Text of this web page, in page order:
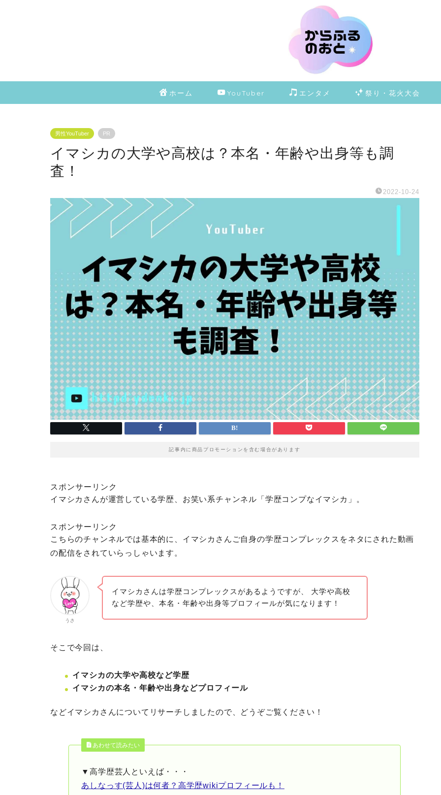
ホーム YouTuber エンタメ 祭り・花火大会
男性YouTuber PR
イマシカの大学や高校は？本名・年齢や出身等も調
査！
2022-10-24
記事内に商品プロモーションを含む場合があります
スポンサーリンク
イマシカさんが運営している学歴、お笑い系チャンネル「学歴コンプなイマシカ」。
スポンサーリンク
こちらのチャンネルでは基本的に、イマシカさんご自身の学歴コンプレックスをネタにされた動画
の配信をされていらっしゃいます。
うさ
イマシカさんは学歴コンプレックスがあるようですが、 大学や高校
など学歴や、本名・年齢や出身等プロフィールが気になります！
そこで今回は、
イマシカの大学や高校など学歴
イマシカの本名・年齢や出身などプロフィール
などイマシカさんについてリサーチしましたので、どうぞご覧ください！
あわせて読みたい
▼高学歴芸人といえば・・・
あしなっす(芸人)は何者？高学歴wikiプロフィールも！